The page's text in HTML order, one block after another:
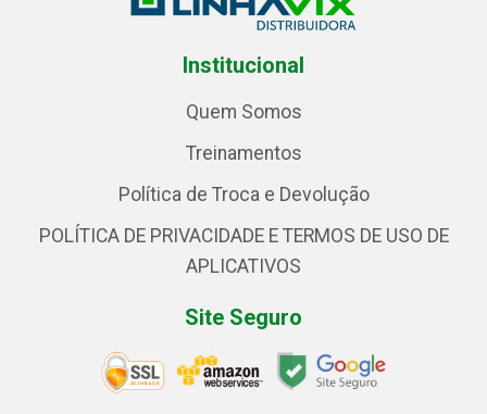
Institucional
Quem Somos
Treinamentos
Política de Troca e Devolução
POLÍTICA DE PRIVACIDADE E TERMOS DE USO DE
APLICATIVOS
Site Seguro